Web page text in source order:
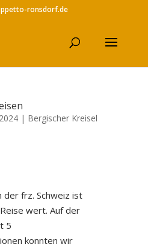
ronsdorf.de
| Bergischer Kreisel
der frz. Schweiz ist
wert. Auf der
5
konnten wir